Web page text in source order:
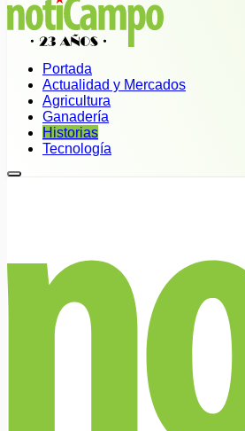
Portada
Actualidad y Mercados
Agricultura
Ganadería
Historias
Tecnología